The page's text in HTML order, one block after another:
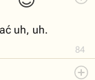
84
uh, uh.